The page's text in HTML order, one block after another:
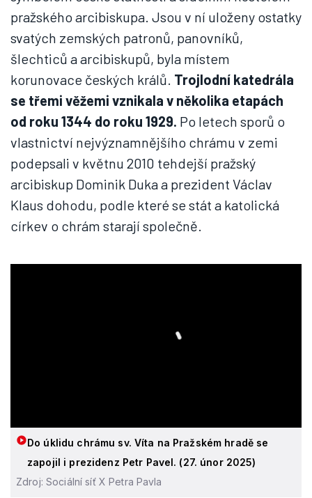
pražského arcibiskupa. Jsou v ní uloženy ostatky
svatých zemských patronů, panovníků,
šlechticů a arcibiskupů, byla místem
korunovace českých králů. Trojlodní katedrála
se třemi věžemi vznikala v několika etapách
od roku 1344 do roku 1929. Po letech sporů o
vlastnictví nejvýznamnějšího chrámu v zemi
podepsali v květnu 2010 tehdejší pražský
arcibiskup Dominik Duka a prezident Václav
Klaus dohodu, podle které se stát a katolická
církev o chrám starají společně.
Do úklidu chrámu sv. Víta na Pražském hradě se
zapojil i prezidenz Petr Pavel. (27. únor 2025)
Zdroj: Sociální síť X Petra Pavla